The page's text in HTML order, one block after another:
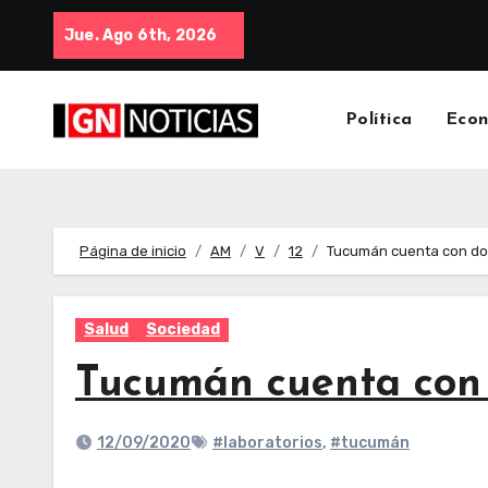
Jue. Ago 6th, 2026
Política
Página de inicio AM V 12 Tucumán cuenta con
Salud Sociedad
Tucumán cuenta
12/09/2020 #laboratorios, #tucumán